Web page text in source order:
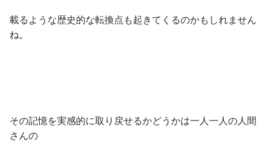
載るような歴史的な転換点も起きてくるのかもしれません
ね。
その記憶を実感的に取り戻せるかどうかは一人一人の人間
さんの